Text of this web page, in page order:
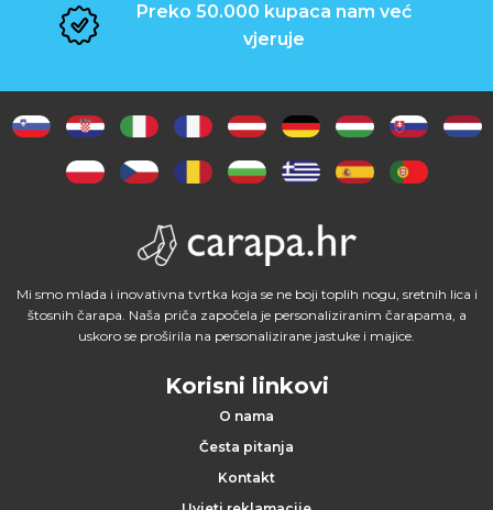
Preko 50.000 kupaca nam već
vjeruje
Mi smo mlada i inovativna tvrtka koja se ne boji toplih nogu, sretnih lica i
štosnih čarapa. Naša priča započela je personaliziranim čarapama, a
uskoro se proširila na personalizirane jastuke i majice.
Korisni linkovi
O nama
Česta pitanja
Kontakt